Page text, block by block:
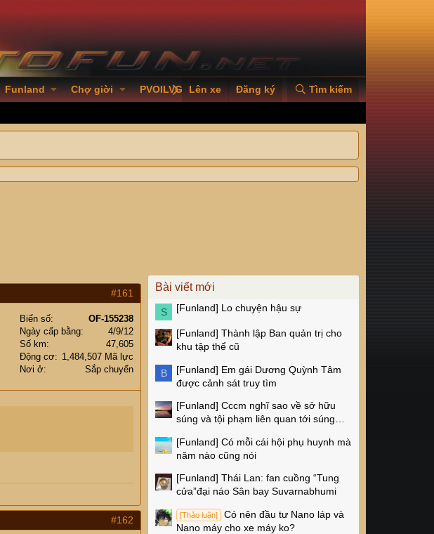
Funland Chợ giời PVOILVGC2026
Lên xe Đăng ký Tìm kiếm
#161
Biển số
OF-155238
Ngày cấp bằng
4/9/12
Số km
47,605
Động cơ
1,484,507 Mã lực
Nơi ở
Sắp chuyển
#162
Bài viết mới
S [Funland] Lo chuyện hậu sự
[Funland] Thành lập Ban quản trị cho
khu tập thể cũ
B [Funland] Em gái Dương Quỳnh Tâm
được cảnh sát truy tìm
[Funland] Cccm nghĩ sao về sở hữu
súng và tội phạm liên quan tới súng
[Funland] Có mỗi cái hội phụ huynh mà
năm nào cũng nói
[Funland] Thái Lan: fan cuồng “Tung
cửa”đại náo Sân bay Suvarnabhumi
[Thảo luận]
Có nên đầu tư Nano láp và
Nano máy cho xe máy ko?